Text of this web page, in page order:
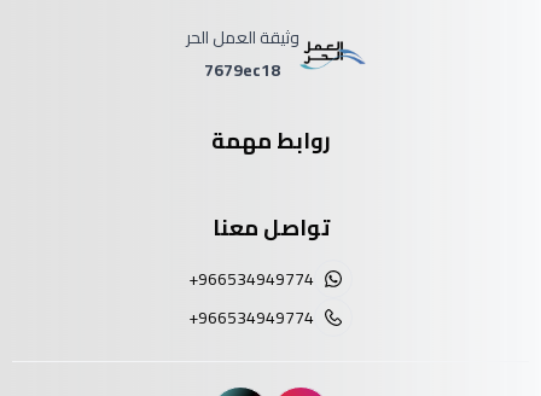
وثيقة العمل الحر
7679ec18
روابط مهمة
تواصل معنا
+966534949774
+966534949774